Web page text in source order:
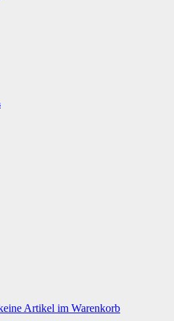
Artikel im Warenkorb